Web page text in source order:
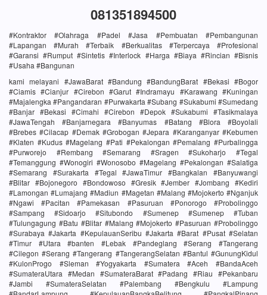
081351894500
#Kontraktor #Olahraga #Padel #Jasa #Pembuatan #Pembangunan
#Lapangan #Murah #Terbaik #Berkualitas #Terpercaya #Profesional
#Garansi #Rumput #Sintetis #Interlock #Harga #Biaya #Rincian #Bisnis
#Usaha #Bangunan
kami melayani #JawaBarat #Bandung #BandungBarat #Bekasi #Bogor
#Ciamis #Cianjur #Cirebon #Garut #Indramayu #Karawang #Kuningan
#Majalengka #Pangandaran #Purwakarta #Subang #Sukabumi #Sumedang
#Banjar #Bekasi #Cimahi #Cirebon #Depok #Sukabumi #Tasikmalaya
#JawaTengah #Banjarnegara #Banyumas #Batang #Blora #Boyolali
#Brebes #Cilacap #Demak #Grobogan #Jepara #Karanganyar #Kebumen
#Klaten #Kudus #Magelang #Pati #Pekalongan #Pemalang #Purbalingga
#Purworejo #Rembang #Semarang #Sragen #Sukoharjo #Tegal
#Temanggung #Wonogiri #Wonosobo #Magelang #Pekalongan #Salatiga
#Semarang #Surakarta #Tegal #JawaTimur #Bangkalan #Banyuwangi
#Blitar #Bojonegoro #Bondowoso #Gresik #Jember #Jombang #Kediri
#Lamongan #Lumajang #Madiun #Magetan #Malang #Mojokerto #Nganjuk
#Ngawi #Pacitan #Pamekasan #Pasuruan #Ponorogo #Probolinggo
#Sampang #Sidoarjo #Situbondo #Sumenep #Sumenep #Tuban
#Tulungagung #Batu #Blitar #Malang #Mojokerto #Pasuruan #Probolinggo
#Surabaya #Jakarta #KepulauanSeribu #Jakarta #Barat #Pusat #Selatan
#Timur #Utara #banten #Lebak #Pandeglang #Serang #Tangerang
#Cilegon #Serang #Tangerang #TangerangSelatan #Bantul #GunungKidul
#KulonProgo #Sleman #Yogyakarta #Sumatera #Aceh #BandaAceh
#SumateraUtara #Medan #SumateraBarat #Padang #Riau #Pekanbaru
#Jambi #SumateraSelatan #Palembang #Bengkulu #Lampung